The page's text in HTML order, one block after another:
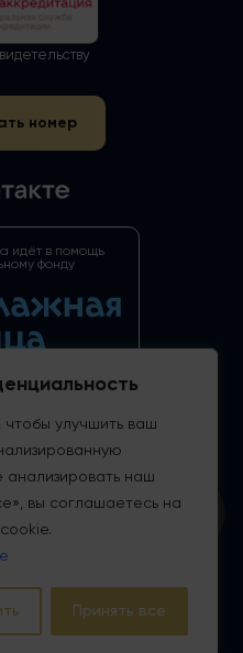
улучшить ваш
анализировать наш
вы соглашаетесь на
Принять все
номер
идёт в помощь
фонду
персональных данных
и файлах cookie
в отель ДИС